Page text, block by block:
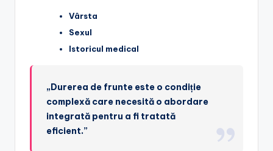
Vârsta
Sexul
Istoricul medical
„Durerea de frunte este o condiție
complexă care necesită o abordare
integrată pentru a fi tratată
eficient.”